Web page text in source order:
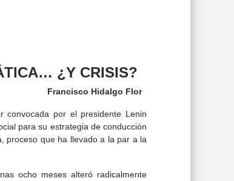
¿Y CRISIS?
Francisco Hidalgo Flor
convocada por el presidente Lenin
para su estrategia de conducción
proceso que ha llevado a la par a la
ocho meses alteró radicalmente